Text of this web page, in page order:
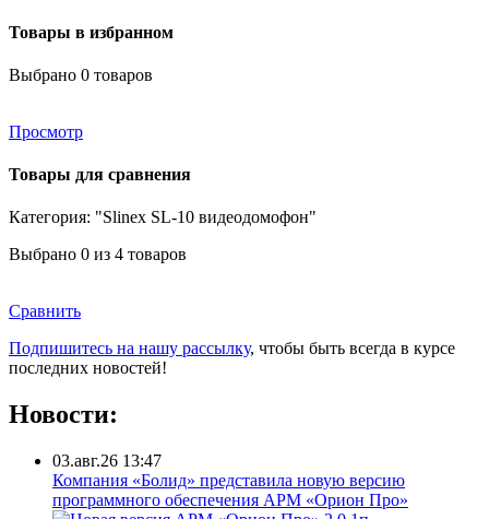
Товары в избранном
Выбрано 0 товаров
Просмотр
Товары для сравнения
Категория: "Slinex SL-10 видеодомофон"
Выбрано 0 из 4 товаров
Сравнить
Подпишитесь на нашу рассылку, чтобы быть всегда в курсе
последних новостей!
Новости:
03.авг.26 13:47
Компания «Болид» представила новую версию
программного обеспечения АРМ «Орион Про»